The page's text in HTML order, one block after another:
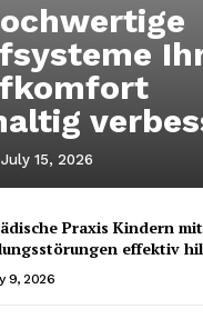
July 15, 2026
Praxis Kindern mit
effektiv
9, 2026